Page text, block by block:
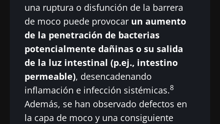
una ruptura o disfunción de la barrera
de moco puede provocar un aumento
de la penetración de bacterias
potencialmente dañinas o su salida
de la luz intestinal (p.ej., intestino
permeable), desencadenando
inflamación e infección sistémicas.8
Además, se han observado defectos en
la capa de moco y una consiguiente